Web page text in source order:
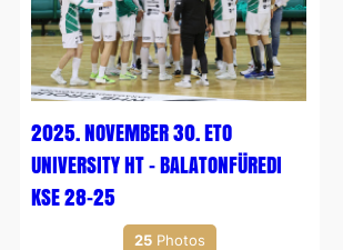
2025. NOVEMBER 30. ETO
UNIVERSITY HT – BALATONFÜREDI
KSE 28-25
25 Photos